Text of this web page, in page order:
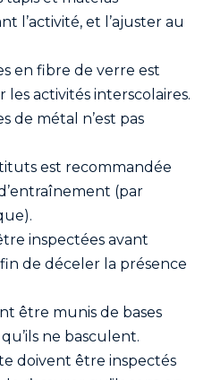
l’activité, et l’ajuster au
en fibre de verre est
activités interscolaires.
de métal n’est pas
est recommandée
(par
inspectées avant
de déceler la présence
être munis de bases
ne basculent.
doivent être inspectés